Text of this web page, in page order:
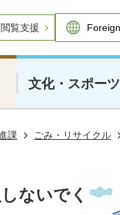
閲覧支援
文化・スポーツ
課 ごみ・リサイクル
ないでく